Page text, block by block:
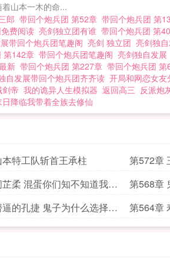
山本一木的命...
郎 带回个炮兵团 第52章 带回个炮兵团 第
费阅读 亮剑独立团有谁 带回个炮兵团 第
带回个炮兵团笔趣阁 亮剑 独立团 亮剑独
第142章 带回个炮兵团笔趣阁 亮剑独自发展
新 带回个炮兵团 第227章 带回个炮兵团 第
自发展带回个炮兵团齐齐读 开局和网恋女友
剑帝 我的诡异人生模拟器 返回高三 反派炮
日降临我带着全族去修仙
特工队斩首王承柱 第572章
柔 混蛋你们知不知道我是
妻竟然赶劫持我
第568章
休养生息
的孔捷 鬼子为什么选择从
突围新二团好欺负
第564章